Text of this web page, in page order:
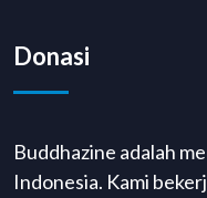
Donasi
Buddhazine adalah
Indonesia. Kami